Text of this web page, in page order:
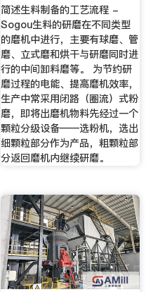
简述生料制备的工艺流程 -
Sogou生料的研磨在不同类型
的磨机中进行，主要有球磨、管
磨、立式磨和烘干与研磨同时进
行的中间卸料磨等。 为节约研
磨过程的电能、提高磨机效率，
生产中常采用闭路（圈流）式粉
磨，即将出磨机物料先经过一个
颗粒分级设备——选粉机，选出
细颗粒部分作为产品，粗颗粒部
分返回磨机内继续研磨。